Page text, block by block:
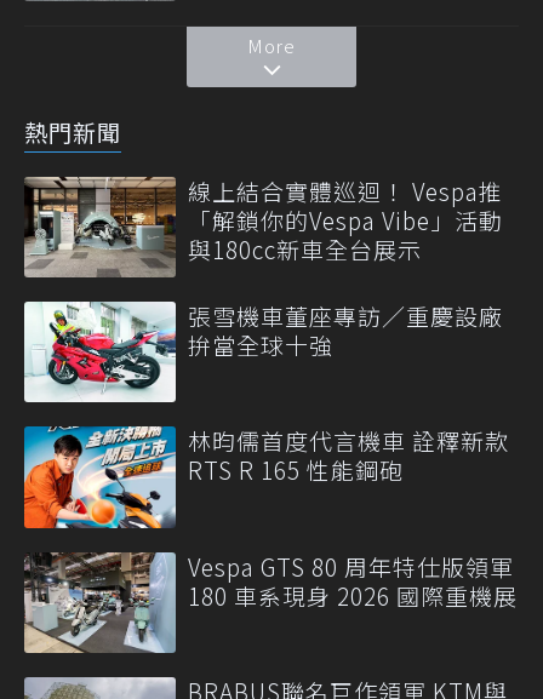
More
熱門新聞
線上結合實體巡迴！ Vespa推
「解鎖你的Vespa Vibe」活動
與180cc新車全台展示
張雪機車董座專訪／重慶設廠
拚當全球十強
林昀儒首度代言機車 詮釋新款
RTS R 165 性能鋼砲
Vespa GTS 80 周年特仕版領軍
180 車系現身 2026 國際重機展
BRABUS聯名巨作領軍 KTM與